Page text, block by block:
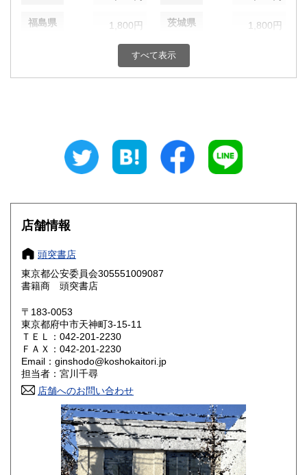
福島県 1,800円 茨城県 1,800円
1,800円 群馬県
埼玉県 千葉県
1,800円 富山県
1,800円 福井県
1,800円 1,800円
岐阜県
愛知県
滋賀県
大阪府 1,800円
奈良県 1,800円
鳥取県
1,800円 広島県
1,800円 徳島県
1,800円 愛媛県
すべて表示
店舗情報
頭突書店
東京都公安委員会305551009087
書籍商 頭突書店
〒183-0053
東京都府中市天神町3-15-11
ＴＥＬ：042-201-2230
ＦＡＸ：042-201-2230
Email：ginshodo@koshokaitori.jp
担当者：宮川千尋
店舗へのお問い合わせ